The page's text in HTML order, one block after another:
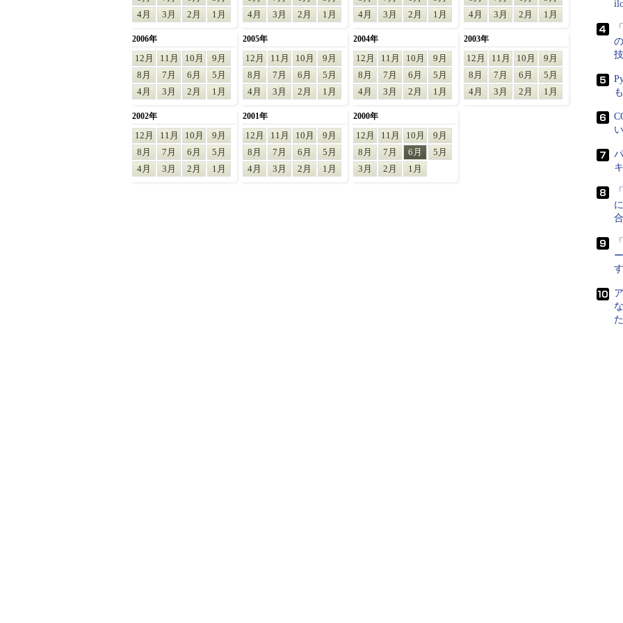
4月
3月 2月 1月
4月
3月 2月 1月
4月
3月 2月 1月
4月
3月 2月 1月
2006年
12月 11月 10月
9月
8月
7月 6月
5月
4月
3月 2月 1月
2005年
12月 11月 10月
9月
8月
7月 6月
5月
4月
3月 2月 1月
2004年
12月 11月 10月
9月
8月
7月 6月
5月
4月
3月 2月 1月
2003年
12月 11月 10月
9月
8月
7月 6月
5月
4月
3月 2月 1月
2002年
12月 11月 10月
9月
8月
7月 6月
5月
4月
3月 2月 1月
2001年
12月 11月 10月
9月
8月
7月 6月
5月
4月
3月 2月 1月
2000年
12月 11月 10月
9月
8月
7月 6月
5月
3月
2月 1月